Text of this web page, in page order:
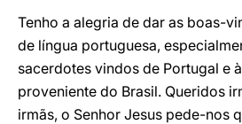
Tenho a alegria de dar as boas-
de língua portuguesa,
sacerdotes vindos de Portugal e
proveniente do Brasil. Queridos
irmãs, o Senhor Jesus pede-nos